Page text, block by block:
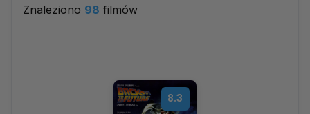
Znaleziono 98 filmów
8.3